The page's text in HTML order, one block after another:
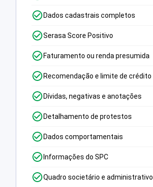
Dados cadastrais completos
Serasa Score Positivo
Faturamento ou renda presumida
Recomendação e limite de crédito
Dívidas, negativas e anotações
Detalhamento de protestos
Dados comportamentais
Informações do SPC
Quadro societário e administrativo